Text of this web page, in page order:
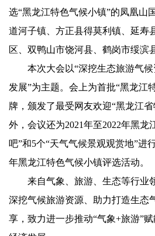
选“黑龙江特色气候小镇”的凤凰山
道河子镇、方正县得莫利镇、延寿
区、双鸭山市饶河县、鹤岗市绥滨
本次大会以“深挖生态旅游气
发展”为主题。会上为首批“黑龙江
牌，颁发了最受网友欢迎“黑龙江
外，会议还为2021年至2022年黑龙
吧”和5个“天气气候景观观赏地”进
年黑龙江特色气候小镇评选活动。
来自气象、旅游、生态等行业
深挖气候旅游资源、助力打造生态
享，致力进一步推动“气象+旅游”